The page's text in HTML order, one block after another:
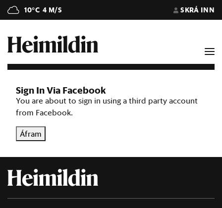
10°C 4 M/S SKRÁ INN
Sign In Via Facebook
You are about to sign in using a third party account
from Facebook.
Áfram